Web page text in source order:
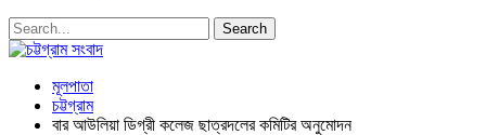
মূলপাতা
চট্টগ্রাম
বার আউলিয়া ডিগ্রী কলেজ ছাত্রদলের কমিটির অনুমোদন